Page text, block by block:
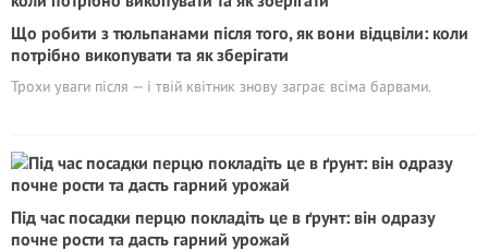
Що робити з тюльпанами після того, як вони відцвіли: коли
потрібно викопувати та як зберігати
Трохи уваги після — і твій квітник знову заграє всіма барвами.
Під час посадки перцю покладіть це в ґрунт: він одразу
почне рости та дасть гарний урожай